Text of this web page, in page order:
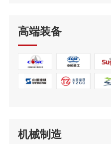
高端装备
机械制造